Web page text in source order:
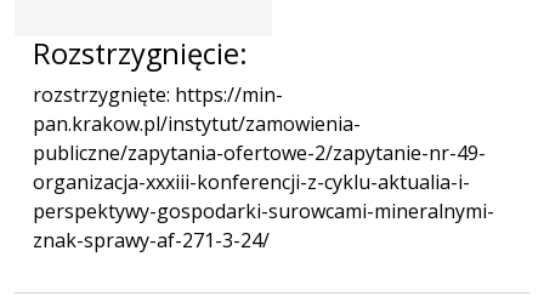
Rozstrzygnięcie:
rozstrzygnięte: https://min-
pan.krakow.pl/instytut/zamowienia-
publiczne/zapytania-ofertowe-2/zapytanie-nr-49-
organizacja-xxxiii-konferencji-z-cyklu-aktualia-i-
perspektywy-gospodarki-surowcami-mineralnymi-
znak-sprawy-af-271-3-24/